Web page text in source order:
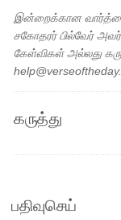
இன்றைக்கான
சகோதரர் பில்வேர்
கேள்விகள் அல்லது
கருத்து
பதிவுசெய்